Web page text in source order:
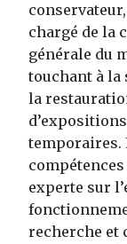
chargé de la
générale du
touchant à la
la
temporaires.
experte sur
recherche et